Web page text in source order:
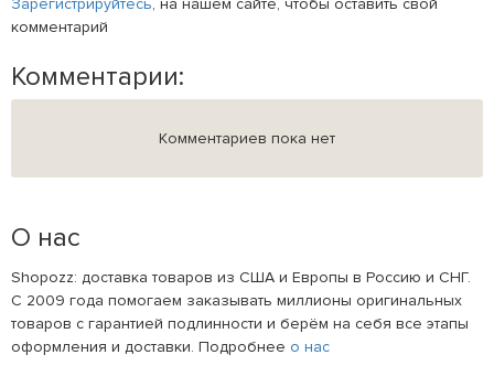
Зарегистрируйтесь, на нашем сайте, чтобы оставить свой
комментарий
Комментарии:
Комментариев пока нет
О нас
Shopozz: доставка товаров из США и Европы в Россию и СНГ.
С 2009 года помогаем заказывать миллионы оригинальных
товаров с гарантией подлинности и берём на себя все этапы
оформления и доставки. Подробнее о нас